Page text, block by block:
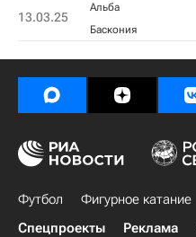
13.03.25
Альба
Баскония
Футбол Фигурное катание
Спецпроекты
Реклама